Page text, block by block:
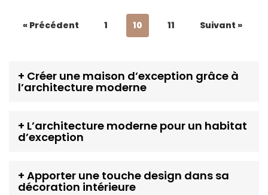
« Précédent 1 10 11 Suivant »
+ Créer une maison d’exception grâce à
l’architecture moderne
+ L’architecture moderne pour un habitat
d’exception
+ Apporter une touche design dans sa
décoration intérieure